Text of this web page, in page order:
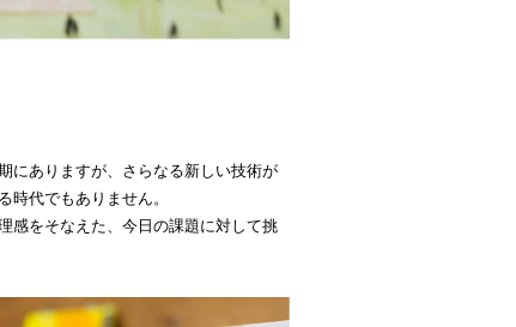
にありますが、さらなる新しい技術が
代でもありません。
感をそなえた、今日の課題に対して挑